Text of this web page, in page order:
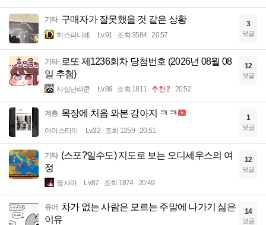
기타 구매자가 잘못했을 것 같은 상황
히스파니에 Lv.91 조회 3584 20:57
3
댓글
기타 로또 제1236회차 당첨번호 (2026년 08월 08
일 추첨)
사실난라쿤 Lv.89 조회 1811 추천 2 20:52
12
댓글
계층 목장에 처음 와본 강아지 ㅋㅋ
아이스티이 Lv.32 조회 1259 20:51
1
댓글
기타 (스포?일수도) 지도로 보는 오디세우스의 여
정
옆사마 Lv.87 조회 1874 20:49
12
댓글
유머 차가 없는 사람은 모르는 주말에 나가기 싫은
이유
14
댓글